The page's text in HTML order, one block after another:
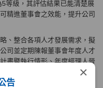
×
告
等級，其評估結果已能清楚展
精進董事會之效能，提升公司
、整合各項人才發展需求，擬
司並定期陳報董事會年度人才
畫暨執行情形、年度經理人晉
握公司重要管理階層之接班規